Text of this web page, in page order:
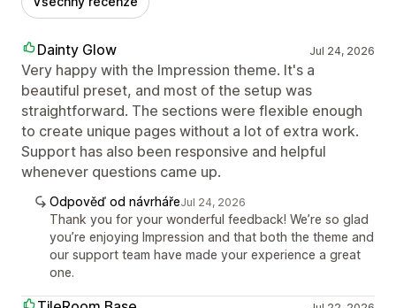
Dainty Glow Jul 24, 2026
Very happy with the Impression theme. It's a
beautiful preset, and most of the setup was
straightforward. The sections were flexible enough
to create unique pages without a lot of extra work.
Support has also been responsive and helpful
whenever questions came up.
Odpověď od návrhářeJul 24, 2026
Thank you for your wonderful feedback! We’re so glad
you’re enjoying Impression and that both the theme and
our support team have made your experience a great
one.